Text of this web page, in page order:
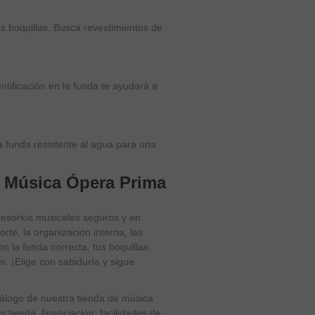
boquillas. Busca revestimientos de
en la funda te ayudará a
funda resistente al agua para una
Ópera Prima
musicales seguros y en
la organización interna, las
la funda correcta, tus boquillas
¡Elige con sabiduría y sigue
de nuestra tienda de música